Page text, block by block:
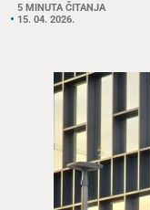
5 MINUTA ČITANJA
15. 04. 2026.